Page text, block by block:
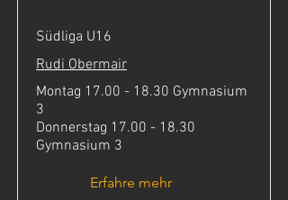
Südliga U16
Rudi Obermair
Montag 17.00 - 18.30 Gymnasium
3
Donnerstag 17.00 - 18.30
Gymnasium 3
Erfahre mehr